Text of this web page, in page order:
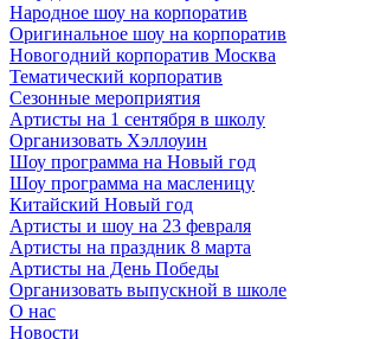
Народное шоу на корпоратив
Оригинальное шоу на корпоратив
Новогодний корпоратив Москва
Тематический корпоратив
Сезонные мероприятия
Артисты на 1 сентября в школу
Организовать Хэллоуин
Шоу программа на Новый год
Шоу программа на масленицу
Китайский Новый год
Артисты и шоу на 23 февраля
Артисты на праздник 8 марта
Артисты на День Победы
Организовать выпускной в школе
О нас
Новости